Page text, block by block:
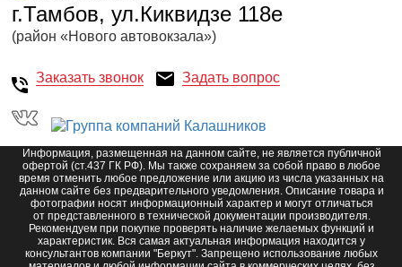
г.Тамбов, ул.Киквидзе 118е
(район «Нового автовокзала»)
Заказать звонок Задать вопрос
Информация, размещенная на данном сайте, не является публичной
офертой (ст.437 ГК РФ). Мы также сохраняем за собой право в любое
время отменить любое предложение или акцию из числа указанных на
данном сайте без предварительного уведомления. Описание товара и
фотографии носят информационный характер и могут отличаться
от представленного в технической документации производителя.
Рекомендуем при покупке проверять наличие желаемых функций и
характеристик. Вся самая актуальная информация находится у
консультантов компании "Беркут". Запрещено использование любых